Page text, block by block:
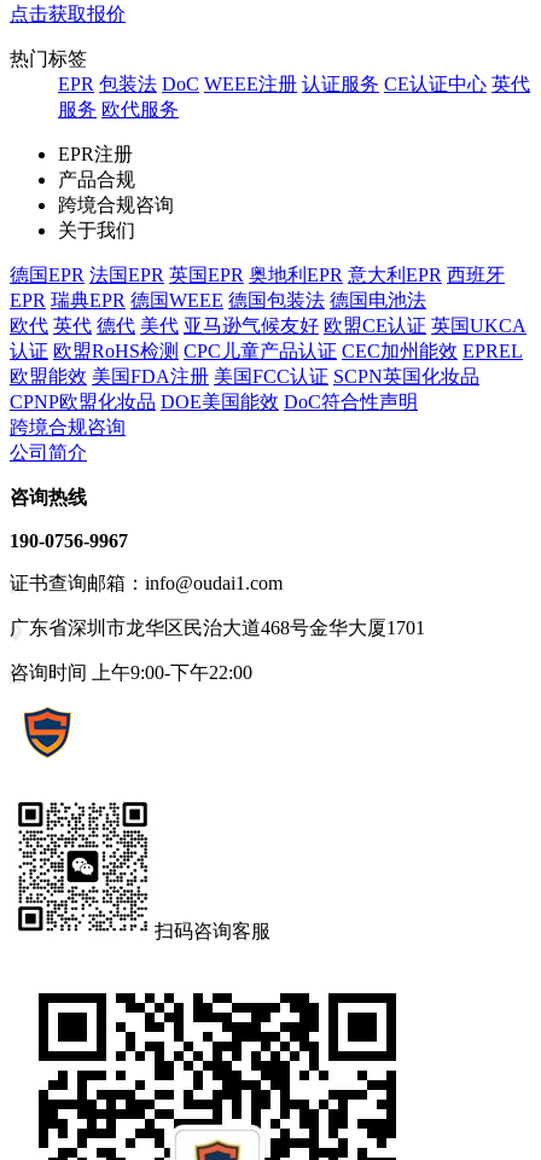
点击获取报价
热门标签
EPR 包装法 DoC WEEE注册 认证服务 CE认证中心 英代
服务 欧代服务
EPR注册
产品合规
跨境合规咨询
关于我们
德国EPR 法国EPR 英国EPR 奥地利EPR 意大利EPR 西班牙
EPR 瑞典EPR 德国WEEE 德国包装法 德国电池法
欧代 英代 德代 美代 亚马逊气候友好 欧盟CE认证 英国UKCA
认证 欧盟RoHS检测 CPC儿童产品认证 CEC加州能效 EPREL
欧盟能效 美国FDA注册 美国FCC认证 SCPN英国化妆品
CPNP欧盟化妆品 DOE美国能效 DoC符合性声明
跨境合规咨询
公司简介
咨询热线
190-0756-9967
证书查询邮箱：info@oudai1.com
广东省深圳市龙华区民治大道468号金华大厦1701
咨询时间 上午9:00-下午22:00
扫码咨询客服